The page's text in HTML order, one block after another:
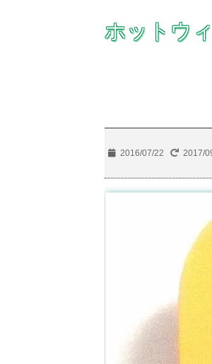
ホットウ
2016/07/22 2017/